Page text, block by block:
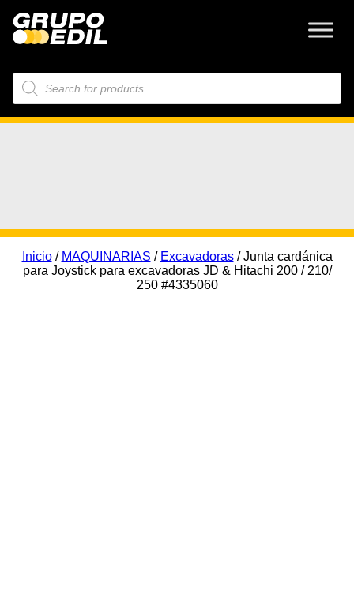
Búsqueda
de
productos
Inicio/ MAQUINARIAS / Excavadoras/ Junta cardánica
para Joystick para excavadoras JD & Hitachi 200 / 210/
250 #4335060